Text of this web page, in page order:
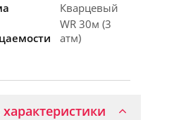
Кварцевый
WR 30м (3
атм)